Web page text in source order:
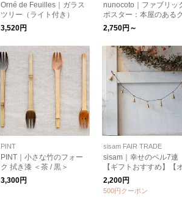
Orné de Feuilles｜ガラス
ツリー（ライト付き）
3,520円
nunocoto｜ファブリッ
ポスター：本屋のある
スマスの街（大桃洋祐）
2,750円～
PINT
PINT｜小さな竹のフォー
ク 拭き漆 ＜茶 / 黒＞
3,300円
sisam FAIR TRADE
sisam｜幸せのベル7連
【ギフトおすすめ】【
ナメント】
2,200円
500円クーポン